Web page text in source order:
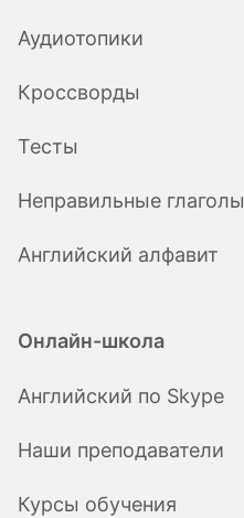
Аудиотопики
Кроссворды
Тесты
Неправильные глаголы
Английский алфавит
Онлайн-школа
Английский по Skype
Наши преподаватели
Курсы обучения